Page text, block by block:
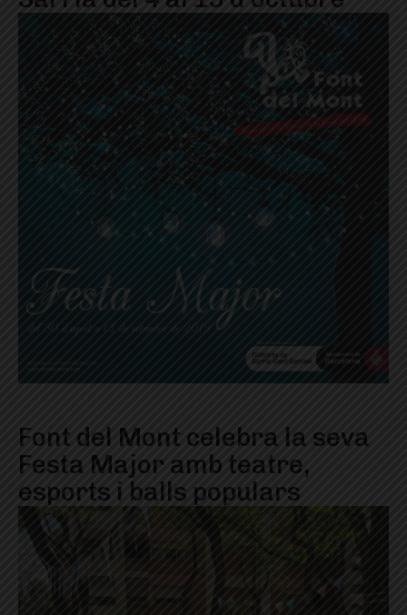
Font del Mont celebra la seva
Festa Major amb teatre,
esports i balls populars